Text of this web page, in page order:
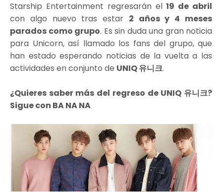
Starship Entertainment regresarán el19 de abril
con algo nuevo tras estar 2 años y 4 meses
parados como grupo. Es sin duda una gran noticia
para Unicorn, así llamado los fans del grupo, que
han estado esperando noticias de la vuelta a las
actividades en conjunto de UNIQ 유니크.
¿Quieres saber más del regreso de UNIQ 유니크?
Sigue con BA NA NA